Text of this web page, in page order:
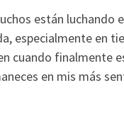
están luchando
especialmente en
cuando finalmente
en mis más